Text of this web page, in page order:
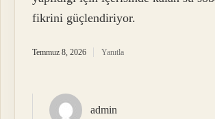
fikrini güçlendiriyor.
Temmuz 8, 2026 Yanıtla
admin